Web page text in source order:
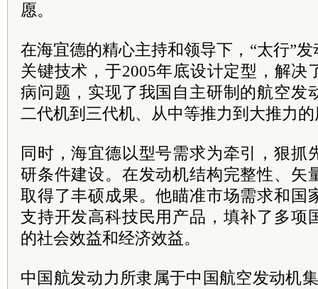
愿。
在海宜德的精心主持和领导下，“太行”
关键技术，于2005年底设计定型，解决
病问题，实现了我国自主研制的航空发
二代机到三代机、从中等推力到大推力
同时，海宜德以型号需求为牵引，狠抓
研条件建设。在发动机结构完整性、矢
取得了丰硕成果。他瞄准市场需求和国
支持开发高科技民用产品，填补了多项
的社会效益和经济效益。
中国航发动力所隶属于中国航空发动机